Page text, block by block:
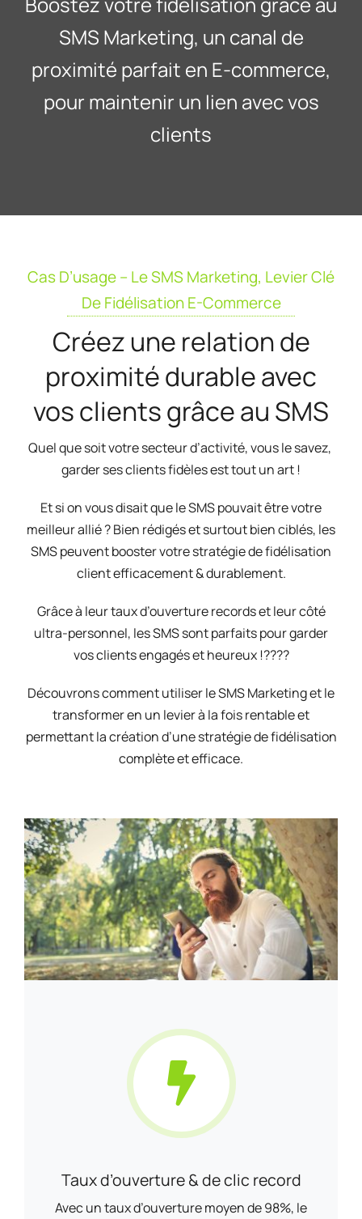
SMS Marketing, un canal de
proximité parfait en E-commerce,
pour maintenir un lien avec vos
clients
Cas D’usage – Le SMS Marketing, Levier Clé
De Fidélisation E-Commerce
Créez une relation de
proximité durable avec
vos clients grâce au SMS
Quel que soit votre secteur d’activité, vous le savez,
garder ses clients fidèles est tout un art !
Et si on vous disait que le SMS pouvait être votre
meilleur allié ? Bien rédigés et surtout bien ciblés, les
SMS peuvent booster votre stratégie de fidélisation
client efficacement & durablement.
Grâce à leur taux d’ouverture records et leur côté
ultra-personnel, les SMS sont parfaits pour garder
vos clients engagés et heureux !????
Découvrons comment utiliser le SMS Marketing et le
transformer en un levier à la fois rentable et
permettant la création d’une stratégie de fidélisation
complète et efficace.
Taux d’ouverture & de clic record
Avec un taux d’ouverture moyen de 98%, le